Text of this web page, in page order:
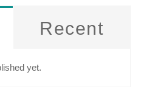
Recent
yet.